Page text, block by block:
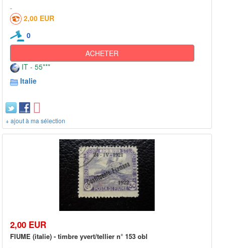
2,00 EUR
0
ACHETER
IT - 55***
Italie
+ ajout à ma sélection
2,00 EUR
FIUME (italie) - timbre yvert/tellier n° 153 obl